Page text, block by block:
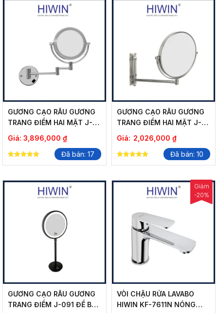
GƯƠNG CẠO RÂU GƯƠNG
TRANG ĐIỂM HAI MẶT J-
008-2 CÓ LED
Giá: 3,896,000 ₫
Đã bán: 17
GƯƠNG CẠO RÂU GƯƠNG
TRANG ĐIỂM HAI MẶT J-
0158 PHÓNG ĐẠI 3X
Giá: 2,026,000 ₫
Đã bán: 10
GƯƠNG CẠO RÂU GƯƠNG
TRANG ĐIỂM J-091 ĐỂ BÀN
VÒI CHẬU RỬA LAVABO
HIWIN KF-7611N NÓNG
Giảm
-20%